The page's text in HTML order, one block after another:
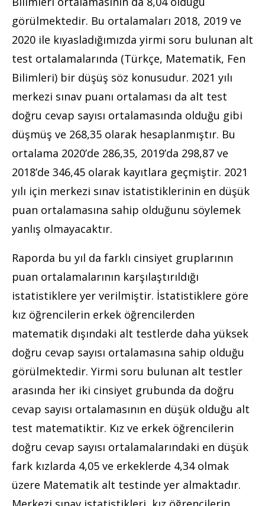
görülmektedir. Bu ortalamaları 2018, 2019 ve
2020 ile kıyasladığımızda yirmi soru bulunan alt
test ortalamalarında (Türkçe, Matematik, Fen
Bilimleri) bir düşüş söz konusudur. 2021 yılı
merkezi sınav puanı ortalaması da alt test
doğru cevap sayısı ortalamasında olduğu gibi
düşmüş ve 268,35 olarak hesaplanmıştır. Bu
ortalama 2020’de 286,35, 2019’da 298,87 ve
2018’de 346,45 olarak kayıtlara geçmiştir. 2021
yılı için merkezi sınav istatistiklerinin en düşük
puan ortalamasına sahip olduğunu söylemek
yanlış olmayacaktır.
Raporda bu yıl da farklı cinsiyet gruplarının
puan ortalamalarının karşılaştırıldığı
istatistiklere yer verilmiştir. İstatistiklere göre
kız öğrencilerin erkek öğrencilerden
matematik dışındaki alt testlerde daha yüksek
doğru cevap sayısı ortalamasına sahip olduğu
görülmektedir. Yirmi soru bulunan alt testler
arasında her iki cinsiyet grubunda da doğru
cevap sayısı ortalamasının en düşük olduğu alt
test matematiktir. Kız ve erkek öğrencilerin
doğru cevap sayısı ortalamalarındaki en düşük
fark kızlarda 4,05 ve erkeklerde 4,34 olmak
üzere Matematik alt testinde yer almaktadır.